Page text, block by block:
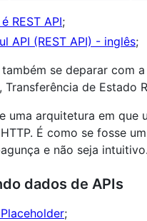
REST API;
API (REST API) - inglês;
se deparar com
Transferência de Estado
uma arquitetura em que
É como se fosse
e não seja
dados de APIs
;